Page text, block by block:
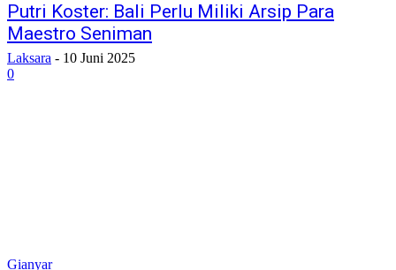
Putri Koster: Bali Perlu Miliki Arsip Para
Maestro Seniman
Laksara - 10 Juni 2025
0
Gianyar